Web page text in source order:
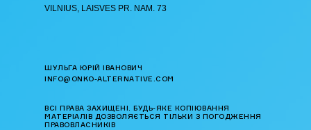
VILNIUS, LAISVES PR. NAM. 73
ШУЛЬГА ЮРІЙ ІВАНОВИЧ
INFO@ONKO-ALTERNATIVE.COM
ВСІ ПРАВА ЗАХИЩЕНІ. БУДЬ-ЯКЕ КОПІЮВАННЯ
МАТЕРІАЛІВ ДОЗВОЛЯЄТЬСЯ ТІЛЬКИ З ПОГОДЖЕННЯ
ПРАВОВЛАСНИКІВ